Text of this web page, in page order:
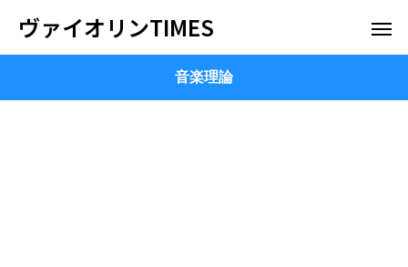
ヴァイオリンTIMES
音楽理論